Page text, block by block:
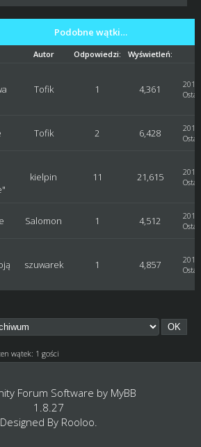
Podobne wątki…
Autor Odpowiedzi: Wyświetleń:
Tofik 1 4,361
Tofik 2 6,428
kielpin 11 21,615
Salomon 1 4,512
szuwarek 1 4,857
wątek: 1 gości
Forum Software by MyBB
1.8.27
Designed By Rooloo